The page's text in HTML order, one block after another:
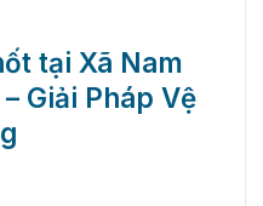
tại Xã Nam
Giải Pháp Vệ